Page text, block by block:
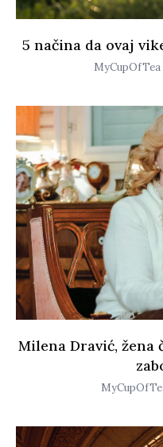
5 načina da ovaj
MyCupOfTea
Milena Dravić,